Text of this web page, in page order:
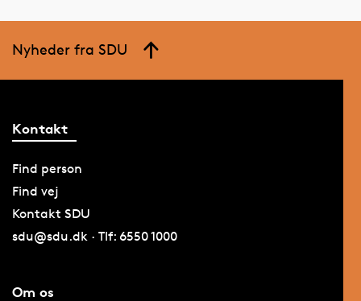
Nyheder fra SDU
Kontakt
Find person
Find vej
Kontakt SDU
sdu@sdu.dk · Tlf: 6550 1000
Om os